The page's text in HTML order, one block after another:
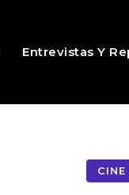
Entrevistas Y